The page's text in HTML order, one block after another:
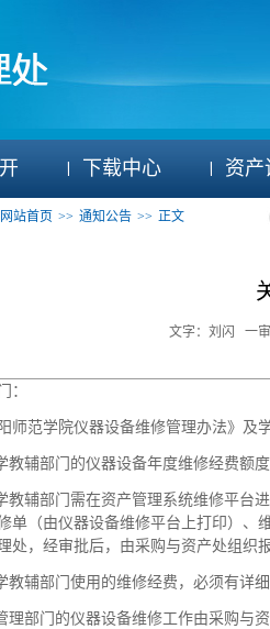
下载中心 资产
网站首页 >> 通知公告 >> 正文
文字：刘闪 一
：
师范学院仪器设备维修管理办法》及
教辅部门的仪器设备年度维修经费额
教辅部门需在资产管理系统维修平台
单（由仪器设备维修平台上打印）、
处，经审批后，由采购与资产处组织
教辅部门使用的维修经费，必须有详
理部门的仪器设备维修工作由采购与